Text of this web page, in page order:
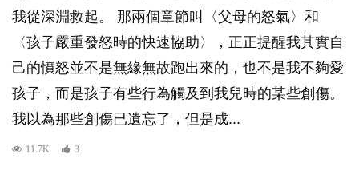
我從深淵救起。 那兩個章節叫〈父母的怒氣〉和
〈孩子嚴重發怒時的快速協助〉，正正提醒我其實自
己的憤怒並不是無緣無故跑出來的，也不是我不夠愛
孩子，而是孩子有些行為觸及到我兒時的某些創傷。
我以為那些創傷已遺忘了，但是成...
11.7K 3